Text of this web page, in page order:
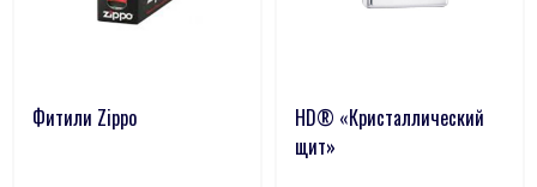
Фитили Zippo
HD® «Кристаллический
щит»